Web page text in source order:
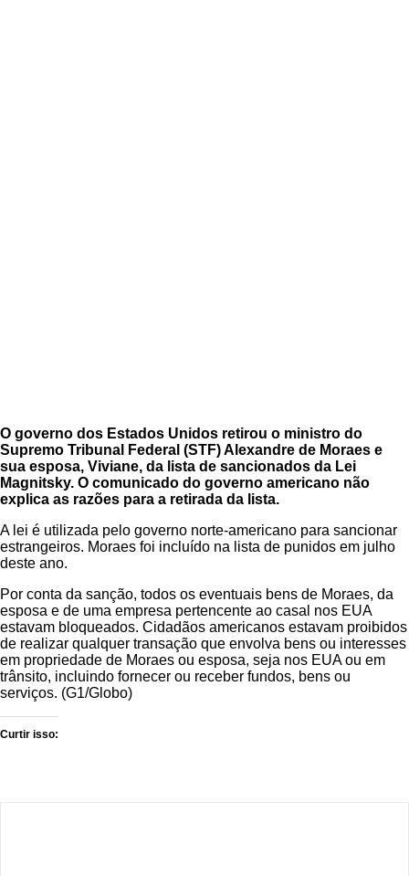
O governo dos Estados Unidos retirou o ministro do
Supremo Tribunal Federal (STF) Alexandre de Moraes e
sua esposa, Viviane, da lista de sancionados da Lei
Magnitsky. O comunicado do governo americano não
explica as razões para a retirada da lista.
A lei é utilizada pelo governo norte-americano para sancionar
estrangeiros. Moraes foi incluído na lista de punidos em julho
deste ano.
Por conta da sanção, todos os eventuais bens de Moraes, da
esposa e de uma empresa pertencente ao casal nos EUA
estavam bloqueados. Cidadãos americanos estavam proibidos
de realizar qualquer transação que envolva bens ou interesses
em propriedade de Moraes ou esposa, seja nos EUA ou em
trânsito, incluindo fornecer ou receber fundos, bens ou
serviços. (G1/Globo)
Curtir isso: